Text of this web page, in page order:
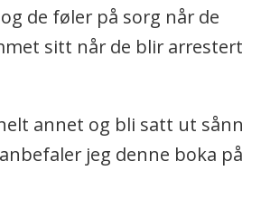
de føler på sorg når de
sitt når de blir arrestert
annet og bli satt ut sånn
jeg denne boka på